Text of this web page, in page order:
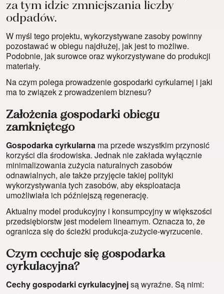
za tym idzie zmniejszania liczby
odpadów.
W myśl tego projektu, wykorzystywane zasoby powinny
pozostawać w obiegu najdłużej, jak jest to możliwe.
Podobnie, jak surowce oraz wykorzystywane do produkcji
materiały.
Na czym polega prowadzenie gospodarki cyrkularnej i jaki
ma to związek z prowadzeniem biznesu?
Założenia gospodarki obiegu
zamkniętego
Gospodarka cyrkularna ma przede wszystkim przynosić
korzyści dla środowiska. Jednak nie zakłada wyłącznie
minimalizowania zużycia naturalnych zasobów
odnawialnych, ale także przyjęcie takiej polityki
wykorzystywania tych zasobów, aby eksploatacja
umożliwiała ich późniejszą regenerację.
Aktualny model produkcyjny i konsumpcyjny w większości
przedsiębiorstw jest modelem linearnym. Oznacza to, że
ogranicza się do ścieżki produkcja-zużycie-wyrzucenie.
Czym cechuje się gospodarka
cyrkulacyjna?
Cechy gospodarki cyrkulacyjnejsą wyraźne. Są nimi: